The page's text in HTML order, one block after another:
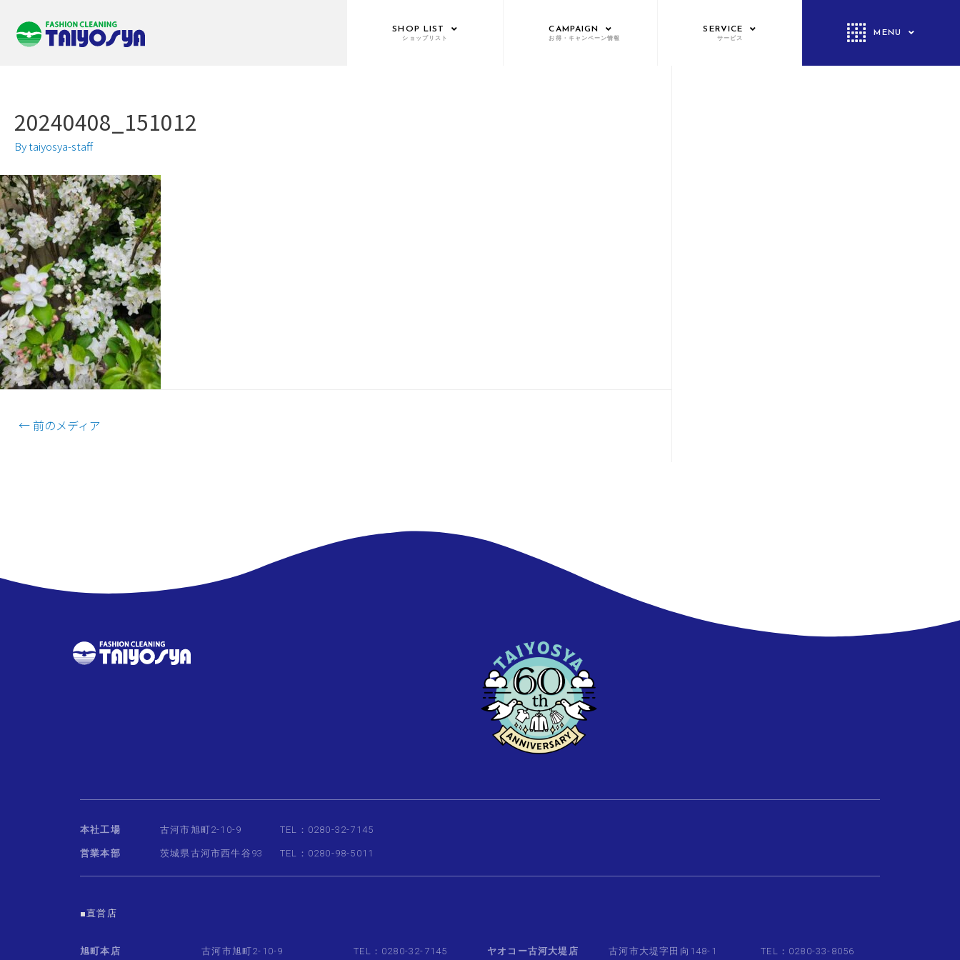
SHOP LIST
ショップリスト
CAMPAIGN
お得・キャンペーン情報
SERVICE
サービス MENU
20240408_151012
Bytaiyosya-staff
←前のメディア
本社工場 古河市旭町2-10-9 TEL：0280-32-7145
営業本部 茨城県古河市西牛谷93 TEL：0280-98-5011
■直営店
旭町本店 古河市旭町2-10-9 TEL：0280-32-7145 ヤオコー古河大堤店 古河市大堤字田向148-1 TEL：0280-33-8056